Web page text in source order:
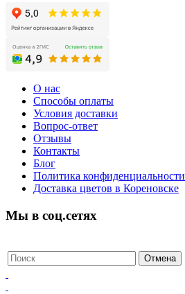
О нас
Способы оплаты
Условия доставки
Вопрос-ответ
Отзывы
Контакты
Блог
Политика конфиденциальности
Доставка цветов в Кореновске
Мы в соц.сетях